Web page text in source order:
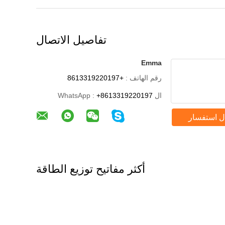
تفاصيل الاتصال
Emma
رقم الهاتف : +8613319220197
ال WhatsApp : +8613319220197
استفسار
أكثر مفاتيح توزيع الطاقة